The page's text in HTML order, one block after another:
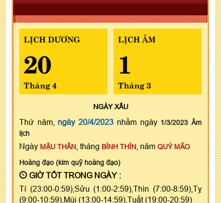
LỊCH DƯƠNG
20
Tháng 4
LỊCH ÂM
1
Tháng 3
NGÀYXẤU
Thứ năm, ngày 20/4/2023 nhằm ngày 1/3/2023 Âm
lịch
Ngày MẬU THÂN , tháng BÍNH THÌN , năm QUÝ MÃO
Hoàng đạo (kim quỹ hoàng đạo)
GIỜ TỐT TRONG NGÀY :
Tí (23:00-0:59),Sửu (1:00-2:59),Thìn (7:00-8:59),Tỵ
(9:00-10:59),Mùi (13:00-14:59),Tuất (19:00-20:59)